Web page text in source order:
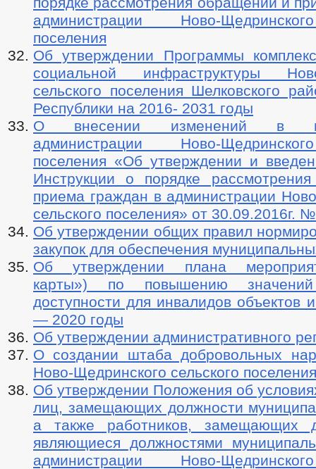
администрации Ново-
поселения
Об утверждении Программы
социальной инфраструктуры
сельского поселения Шелковского
Республики на 2016- 2031 годы
О внесении изменений в
администрации Ново-
поселения «Об утверждении и
Инструкции о порядке
приема граждан в администрации
сельского поселения» от 30.09.2016г.
Об утверждении общих правил
закупок для обеспечения
Об утверждении плана
карты») по повышению значений
доступности для инвалидов объектов
— 2020 годы
Об утверждении административного
О создании штаба добровольных
Ново-Щедринского сельского поселения
Об утверждении Положения об
лиц, замещающих должности
а также работников, замещающих
являющиеся должностями
администрации Ново-